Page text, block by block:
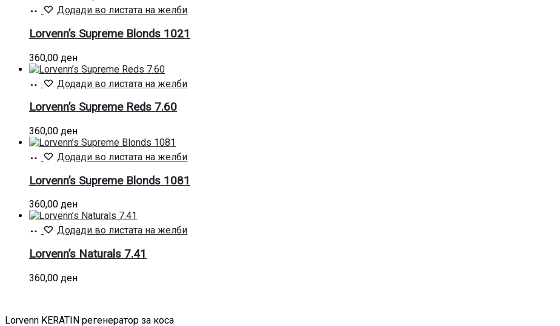
Додај
во
кошница
Додади во листата на желби
Lorvenn’s Supreme Blonds 1021
360,00 ден
Додај
во
кошница
Додади во листата на желби
Lorvenn’s Supreme Reds 7.60
360,00 ден
Додај
во
кошница
Додади во листата на желби
Lorvenn’s Supreme Blonds 1081
360,00 ден
Додај
во
кошница
Додади во листата на желби
Lorvenn’s Naturals 7.41
360,00 ден
Lorvenn KERATIN регенератор за коса